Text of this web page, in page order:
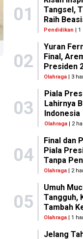
01
Tangsel,
Raih
Pendidikan |
02
Yuran
Final,
Presiden
Olahraga | 3
03
Piala
Lahirnya
Indonesia
Olahraga| 2
04
Final dan
Piala
Tanpa
Olahraga | 2
05
Umuh
Tangguh,
Tambah
Olahraga | 1
Jelang